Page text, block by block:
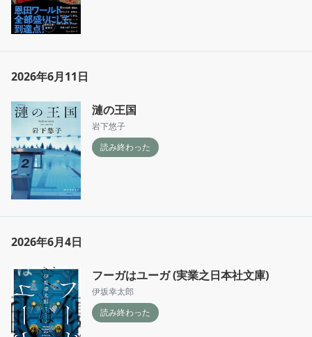
2026年6月11日
漣の王国
岩下悠子
読み終わった
2026年6月4日
フーガはユーガ (実業之日本社文庫)
伊坂幸太郎
読み終わった